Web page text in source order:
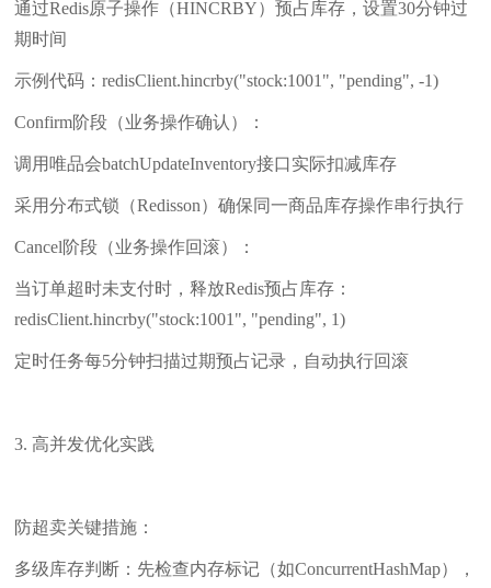
通过Redis原子操作（HINCRBY）预占库存，设置30分钟过
期时间
示例代码：redisClient.hincrby("stock:1001", "pending", -1)
Confirm阶段（业务操作确认）：
调用唯品会batchUpdateInventory接口实际扣减库存
采用分布式锁（Redisson）确保同一商品库存操作串行执行
Cancel阶段（业务操作回滚）：
当订单超时未支付时，释放Redis预占库存：
redisClient.hincrby("stock:1001", "pending", 1)
定时任务每5分钟扫描过期预占记录，自动执行回滚
3. 高并发优化实践
防超卖关键措施：
多级库存判断：先检查内存标记（如ConcurrentHashMap），